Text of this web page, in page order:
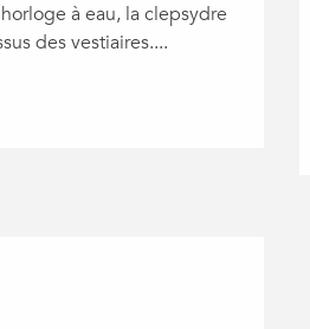
à eau, la clepsydre
des vestiaires....